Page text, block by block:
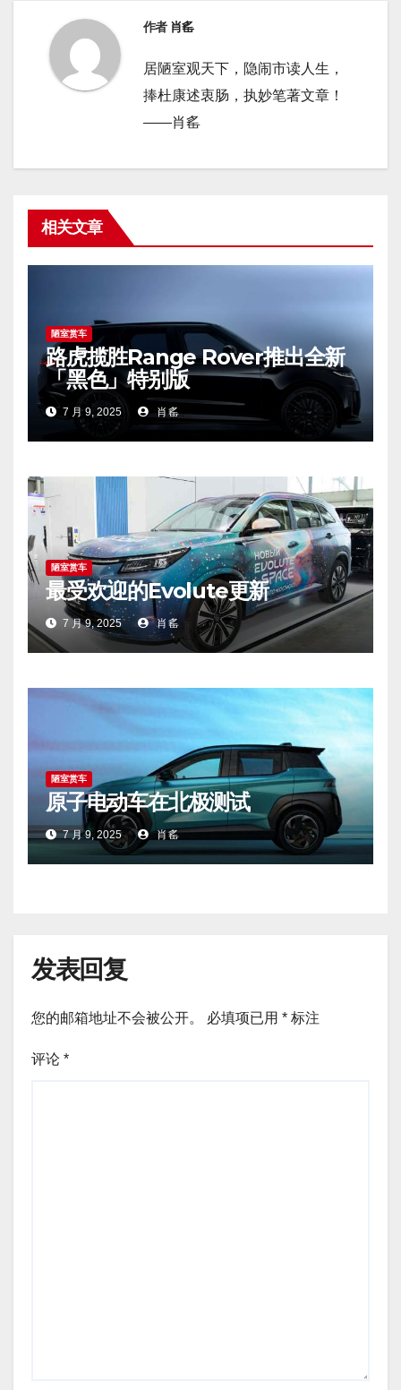
作者 肖䍃
居陋室观天下，隐闹市读人生，
捧杜康述衷肠，执妙笔著文章！
——肖䍃
相关文章
陋室赏车
路虎揽胜Range Rover推出全新
「黑色」特别版
7 月 9, 2025 肖䍃
陋室赏车
最受欢迎的Evolute更新
7 月 9, 2025 肖䍃
陋室赏车
原子电动车在北极测试
7 月 9, 2025 肖䍃
发表回复
您的邮箱地址不会被公开。 必填项已用 * 标注
评论 *